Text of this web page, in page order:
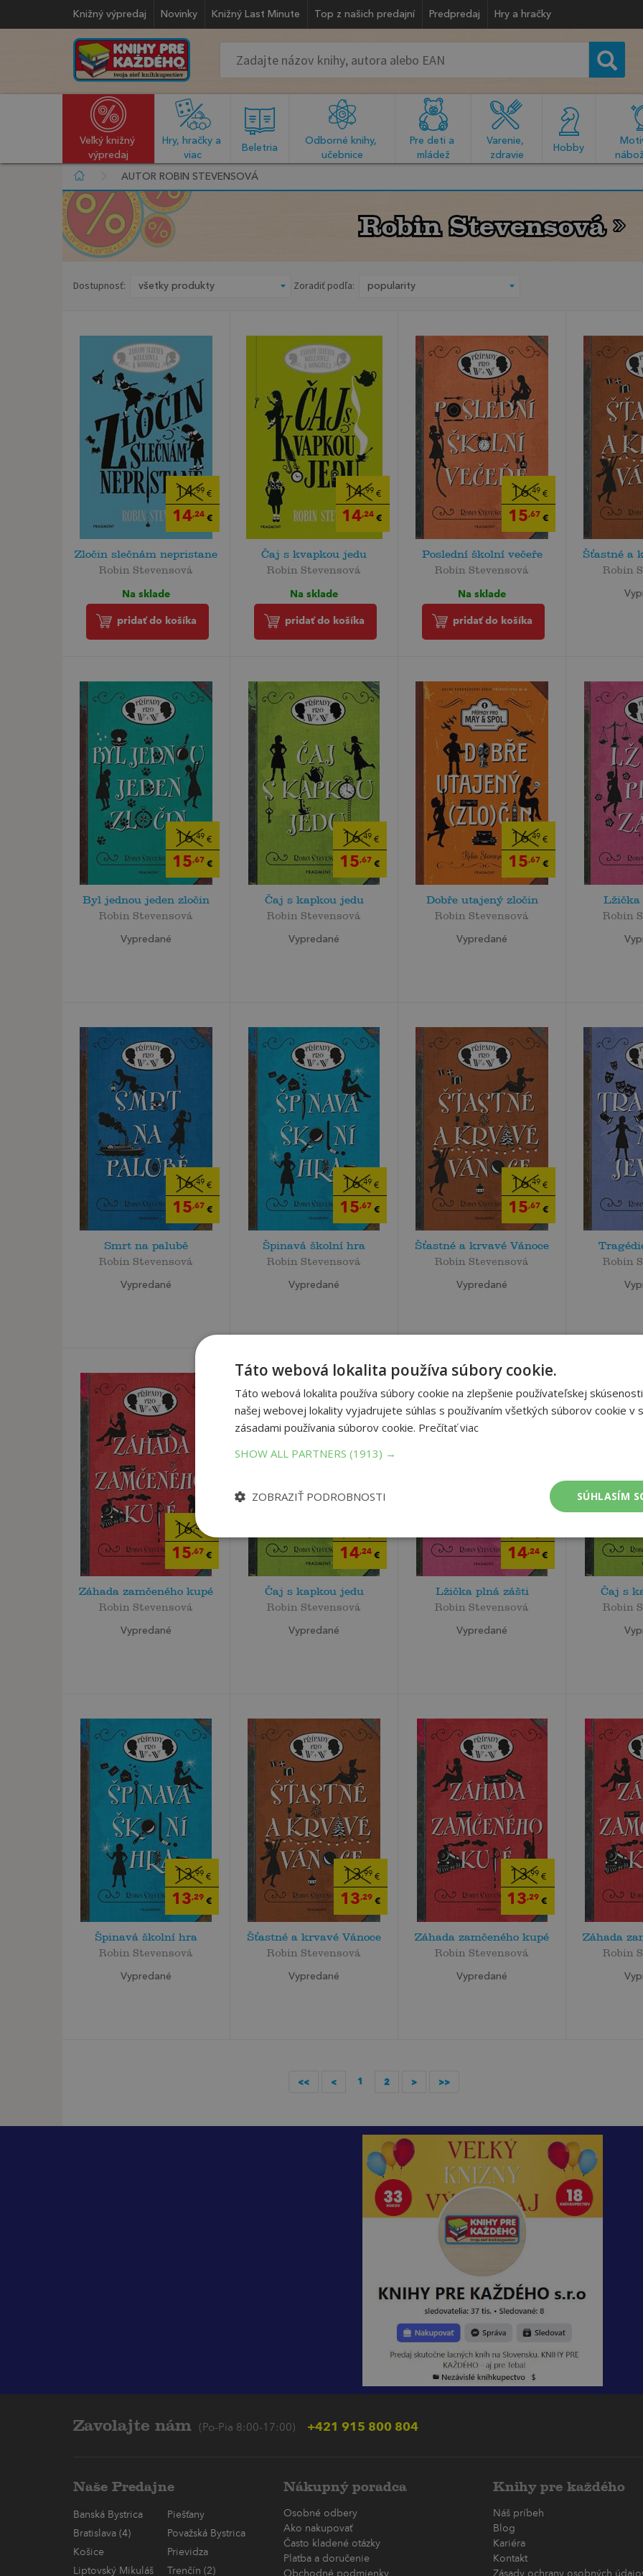
Knižný výpredaj Novinky Knižný Last Minute Top z našich predajní Predpredaj Hry a hračky
Veľký knižný
výpredaj
Hry, hračky a
viac
Beletria
Odborné knihy,
učebnice
Pre deti a
mládež
Varenie,
zdravie
Hobby
AUTOR ROBIN STEVENSOVÁ
Robin Stevensová
Robin Stevensová
Dostupnosť: Zoradiť podľa:
14,99 €
14,24€
Zločin slečnám nepristane
Robin Stevensová
Na sklade
pridať do košíka
14,99 €
14,24 €
Čaj s kvapkou jedu
Robin Stevensová
Na sklade
pridať do košíka
16,49 €
15,67 €
Poslední školní večeře
Robin Stevensová
Na sklade
pridať do košíka
Šťastné a
Robin
16,49 €
15,67 €
Byl jednou jeden zločin
Robin Stevensová
Vypredané
16,49 €
15,67 €
Čaj s kapkou jedu
Robin Stevensová
Vypredané
16,49 €
15,67 €
Dobře utajený zločin
Robin Stevensová
Vypredané
Lžička
Robin
16,49 €
15,67 €
Smrt na palubě
Robin Stevensová
Vypredané
16,49 €
15,67 €
Špinavá školní hra
Robin Stevensová
Vypredané
16,49 €
15,67 €
Šťastné a krvavé Vánoce
Robin Stevensová
Vypredané
Robin
16,49 €
15,67 €
Záhada zamčeného kupé
Robin Stevensová
Vypredané
14,24€
Čaj s kapkou jedu
Robin Stevensová
Vypredané
14,24€
Lžička plná zášti
Robin Stevensová
Vypredané
Čaj s
Robin
13,99 €
13,29€
Špinavá školní hra
Robin Stevensová
Vypredané
13,99 €
13,29€
Šťastné a krvavé Vánoce
Robin Stevensová
Vypredané
13,99 €
13,29 €
Záhada zamčeného kupé
Robin Stevensová
Vypredané
Záhada
Robin
<< < 1 2 > >>
Zavolajte nám (Po-Pia 8:00-17:00) +421 915 800 804
Naše Predajne
Banská Bystrica
Piešťany
Bratislava (4)
Považská Bystrica
Košice
Prievidza
Liptovský Mikuláš
Trenčín (2)
Nákupný poradca
Osobné odbery
Ako nakupovať
Často kladené otázky
Platba a doručenie
Obchodné podmienky
Knihy pre každého
Náš príbeh
Blog
Kariéra
Kontakt
Zásady ochrany osobných
Táto webová lokalita používa súbory cookie.
Táto webová lokalita používa súbory cookie na zlepšenie používateľskej
našej webovej lokality vyjadrujete súhlas s používaním všetkých súborov cookie v
zásadami používania súborov cookie. Prečítať viac
SHOW ALL PARTNERS (1913) →
SÚHLASÍM
ZOBRAZIŤ PODROBNOSTI